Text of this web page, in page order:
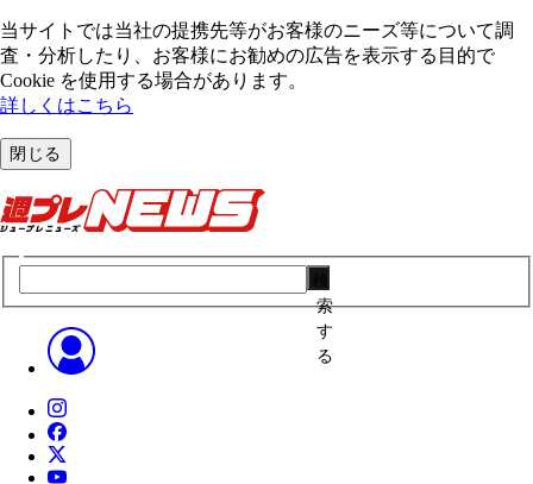
当サイトでは当社の提携先等がお客様のニーズ等について調
査・分析したり、お客様にお勧めの広告を表⽰する⽬的で
Cookie を使⽤する場合があります。
詳しくはこちら
閉じる
索
す
る